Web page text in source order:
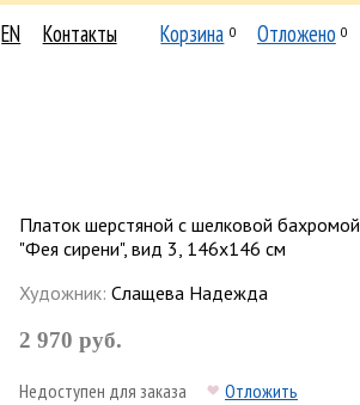
EN Контакты Корзина 0 Отложено 0
Платок шерстяной с шелковой бахромой
"Фея сирени", вид 3, 146x146 см
Художник: Слащева Надежда
2 970 руб.
Недоступен для заказа
Отложить